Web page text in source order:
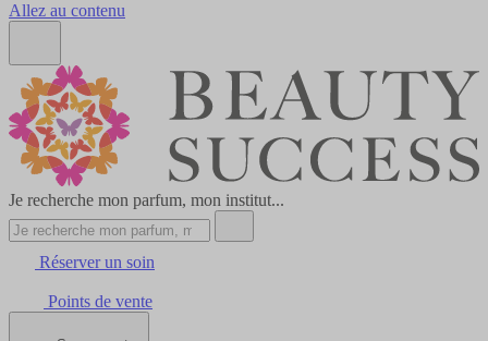
Allez au contenu
Je recherche mon parfum, mon institut...
Réserver un soin
Points de vente